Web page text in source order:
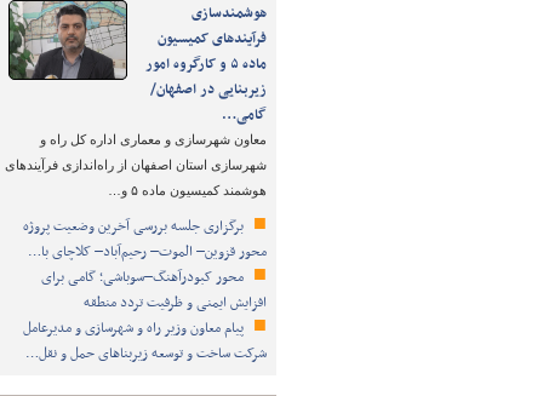
هوشمندسازی
فرآیندهای کمیسیون
ماده ۵ و کارگروه امور
زیربنایی در اصفهان/
گامی…
معاون شهرسازی و معماری اداره کل راه و
شهرسازی استان اصفهان از راه‌اندازی فرآیندهای
هوشمند کمیسیون ماده ۵ و…
برگزاری جلسه بررسی آخرین وضعیت پروژه
محور قزوین– الموت– رحیم‌آباد– کلاچای با…
محور کبودرآهنگ–سوباشی؛ گامی برای
افزایش ایمنی و ظرفیت تردد منطقه
پیام معاون وزیر راه و شهرسازی و مدیرعامل
شرکت ساخت و توسعه زیربناهای حمل و نقل…